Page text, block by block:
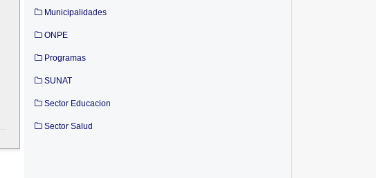
Municipalidades
ONPE
Programas
SUNAT
Sector Educacion
Sector Salud